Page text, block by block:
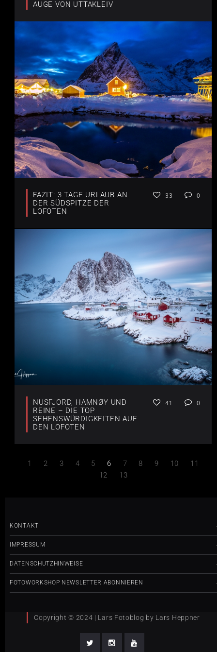
AUGE VON UTTAKLEIV
FAZIT: 3 TAGE URLAUB AN
DER SÜDSPITZE DER
LOFOTEN
33 0
NUSFJORD, HAMNØY UND
REINE – DIE TOP
SEHENSWÜRDIGKEITEN AUF
DEN LOFOTEN
41 0
1 2 3 4 5 6 7 8 9 10
11
12
13
KONTAKT
IMPRESSUM
DATENSCHUTZHINWEISE
FOTOWORKSHOP NEWSLETTER ABONNIEREN
Copyright © 2024 | Lars Fotoblog by Lars Heppner